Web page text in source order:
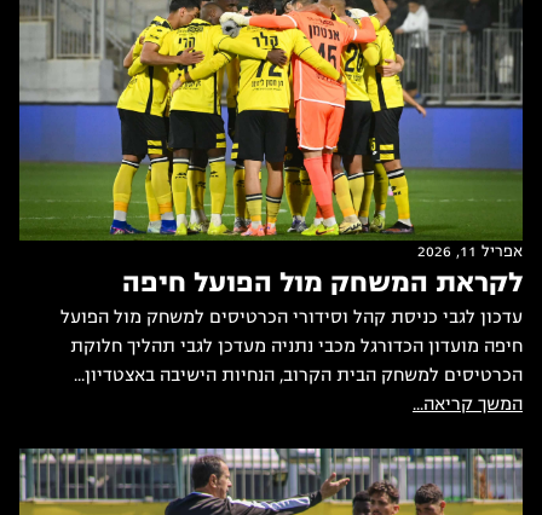
אפריל 11, 2026
לקראת המשחק מול הפועל חיפה
עדכון לגבי כניסת קהל וסידורי הכרטיסים למשחק מול הפועל
חיפה מועדון הכדורגל מכבי נתניה מעדכן לגבי תהליך חלוקת
הכרטיסים למשחק הבית הקרוב, הנחיות הישיבה באצטדיון...
המשך קריאה...